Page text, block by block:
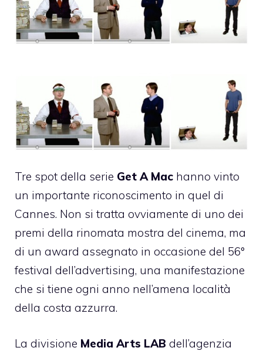
Tre spot della serie Get A Mac hanno vinto
un importante riconoscimento in quel di
Cannes. Non si tratta ovviamente di uno dei
premi della rinomata mostra del cinema, ma
di un award assegnato in occasione del 56°
festival dell’advertising, una manifestazione
che si tiene ogni anno nell’amena località
della costa azzurra.
La divisione Media Arts LAB dell’agenzia